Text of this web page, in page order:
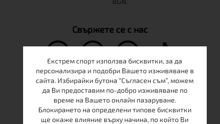
Свържете се с нас
Магазин Extreme Sport
+359-2-986-68-41
+359-895-46-10-12
Екстрем спорт използва бисквитки, за да
персонализира и подобри Вашето изживяване в
сайта. Избирайки бутона “Съгласен съм”, можем
да Ви предоставим по-добро изживяване по
време на Вашето онлайн пазаруване.
Блокирането на определени типове бисквитки
ще окаже влияние върху начина, по който Ви